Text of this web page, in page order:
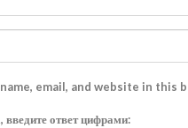
name, email, and website in
введите ответ цифрами: